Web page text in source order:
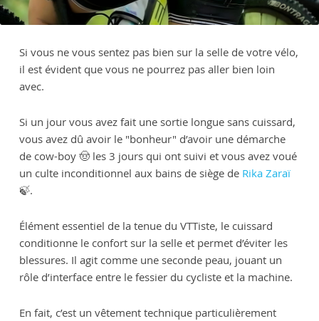
Si vous ne vous sentez pas bien sur la selle de votre vélo,
il est évident que vous ne pourrez pas aller bien loin
avec.
Si un jour vous avez fait une sortie longue sans cuissard,
vous avez dû avoir le "bonheur" d’avoir une démarche
de cow-boy 🤠 les 3 jours qui ont suivi et vous avez voué
un culte inconditionnel aux bains de siège de Rika Zaraï
🍃.
Élément essentiel de la tenue du VTTiste, le cuissard
conditionne le confort sur la selle et permet d’éviter les
blessures. Il agit comme une seconde peau, jouant un
rôle d’interface entre le fessier du cycliste et la machine.
En fait, c’est un vêtement technique particulièrement